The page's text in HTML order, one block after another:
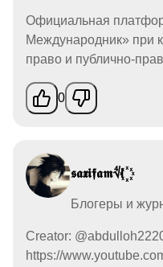
Официальная
Международник» при
право и публично-
0
𝖘𝖆𝖝𝖎𝖋𝖆𝖒∜l ꙰
Блогеры и
Creator:
https://